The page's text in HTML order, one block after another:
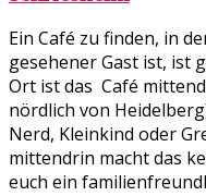
Ein Café zu finden, in
gesehener Gast ist, ist
Ort ist das Café
nördlich von
Nerd, Kleinkind oder
mittendrin macht das
euch ein